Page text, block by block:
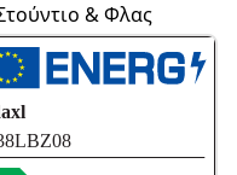
Συλλογή
& Φλας